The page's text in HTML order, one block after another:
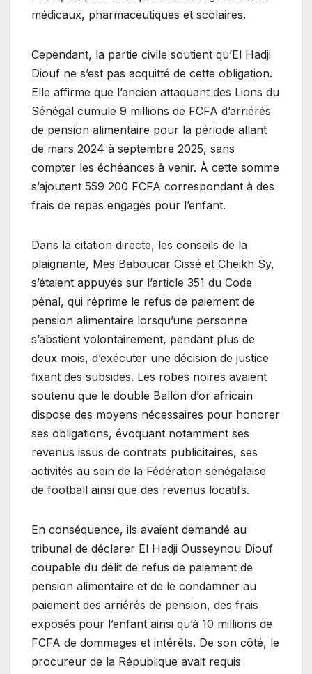
médicaux, pharmaceutiques et scolaires.
Cependant, la partie civile soutient qu’El Hadji
Diouf ne s’est pas acquitté de cette obligation.
Elle affirme que l’ancien attaquant des Lions du
Sénégal cumule 9 millions de FCFA d’arriérés
de pension alimentaire pour la période allant
de mars 2024 à septembre 2025, sans
compter les échéances à venir. À cette somme
s’ajoutent 559 200 FCFA correspondant à des
frais de repas engagés pour l’enfant.
Dans la citation directe, les conseils de la
plaignante, Mes Baboucar Cissé et Cheikh Sy,
s’étaient appuyés sur l’article 351 du Code
pénal, qui réprime le refus de paiement de
pension alimentaire lorsqu’une personne
s’abstient volontairement, pendant plus de
deux mois, d’exécuter une décision de justice
fixant des subsides. Les robes noires avaient
soutenu que le double Ballon d’or africain
dispose des moyens nécessaires pour honorer
ses obligations, évoquant notamment ses
revenus issus de contrats publicitaires, ses
activités au sein de la Fédération sénégalaise
de football ainsi que des revenus locatifs.
En conséquence, ils avaient demandé au
tribunal de déclarer El Hadji Ousseynou Diouf
coupable du délit de refus de paiement de
pension alimentaire et de le condamner au
paiement des arriérés de pension, des frais
exposés pour l’enfant ainsi qu’à 10 millions de
FCFA de dommages et intérêts. De son côté, le
procureur de la République avait requis